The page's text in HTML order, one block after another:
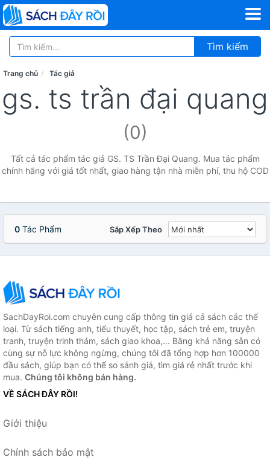
Tìm kiếm
Trang chủ Tác giả
gs. ts trần đại quang
(0)
Tất cả tác phẩm tác giả GS. TS Trần Đại Quang. Mua tác phẩm
chính hãng với giá tốt nhất, giao hàng tận nhà miễn phí, thu hộ COD
0 Tác Phẩm Sắp Xếp Theo
SachDayRoi.com chuyên cung cấp thông tin giá cả sách các thể
loại. Từ sách tiếng anh, tiểu thuyết, học tập, sách trẻ em, truyện
tranh, truyện trinh thám, sách giao khoa,... Bằng khả năng sẵn có
cùng sự nỗ lực không ngừng, chúng tôi đã tổng hợp hơn 100000
đầu sách, giúp bạn có thể so sánh giá, tìm giá rẻ nhất trước khi
mua. Chúng tôi không bán hàng.
VỀ SÁCH ĐÂY RỒI!
Giới thiệu
Chính sách bảo mật